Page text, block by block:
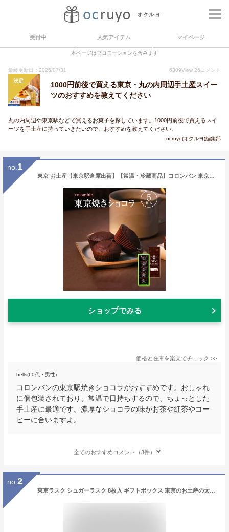
受付中 人気アイテム マイページ
本ページはプロモーションを含みます
最終更新日：2026/07/31 6309View 26 コメント
決定
1000円前後で買える東京・丸の内周辺手土産スイー
ツのおすすめを教えてください
丸の内周辺や東京駅などで買えるお菓子を探しています。1000円前後で買えるスイ
ーツを手土産に持っていきたいので、おすすめを教えてください。
ocruyo(オクルヨ)編集部
no. 1
東京 お土産【東京駅倉庫出荷】【常温・冷蔵商品】コロンバン 東京駅焼きショコラ 5個入おみやげ 東京土産 東京みやげ お菓子 焼菓子 チョコレート スイーツ お年賀 内祝い お中元 お歳暮 お取り寄せ ギフト プレゼント のし可 ホワイトデー
ショップでみる
価格と在庫を楽天でチェック >>
bells(60代・男性)
コロンバンの東京駅焼きショコラがおすすめです。おしゃれ
に個包装されており、常温で日持ちするので、ちょっとした
手土産に最適です。濃厚なショコラの味がお茶や紅茶やコー
ヒーに合いますよ。
全てのおすすめコメント（3件）
no. 2
東京ラスク シュガーラスク 8枚入 ギフトボックス 東京のお土産の太鼓判 風味豊かなバターを使用 贈り物 ギフト プレゼント